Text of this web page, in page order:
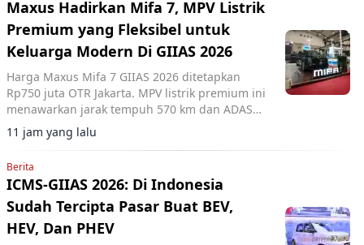
Maxus Hadirkan Mifa 7, MPV Listrik
Premium yang Fleksibel untuk
Keluarga Modern Di GIIAS 2026
Harga Maxus Mifa 7 GIIAS 2026 ditetapkan
Rp750 juta OTR Jakarta. MPV listrik premium ini
menawarkan jarak tempuh 570 km dan ADAS
Level 2+.
11 jam yang lalu
Berita
ICMS-GIIAS 2026: Di Indonesia
Sudah Tercipta Pasar Buat BEV,
HEV, Dan PHEV